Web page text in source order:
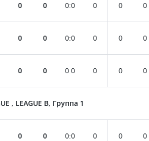
0 0 0:0 0 0 0
0 0 0:0 0 0 0
0 0 0:0 0 0 0
, LEAGUE B, Группа 1
0 0 0:0 0 0 0